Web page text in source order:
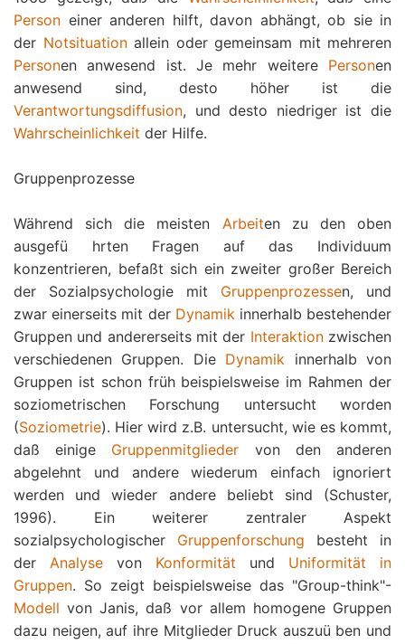
Person einer anderen hilft, davon abhängt, ob sie in
der Notsituationallein oder gemeinsam mit mehreren
Personen anwesend ist. Je mehr weitere Personen
anwesend sind, desto höher ist die
Verantwortungsdiffusion, und desto niedriger ist die
Wahrscheinlichkeit der Hilfe.
Gruppenprozesse
Während sich die meisten Arbeiten zu den oben
ausgefü hrten Fragen auf das Individuum
konzentrieren, befaßt sich ein zweiter großer Bereich
der Sozialpsychologie mit Gruppenprozessen, und
zwar einerseits mit der Dynamikinnerhalb bestehender
Gruppen und andererseits mit der Interaktionzwischen
verschiedenen Gruppen. Die Dynamik innerhalb von
Gruppen ist schon früh beispielsweise im Rahmen der
soziometrischen Forschung untersucht worden
(Soziometrie). Hier wird z.B. untersucht, wie es kommt,
daß einige Gruppenmitglieder von den anderen
abgelehnt und andere wiederum einfach ignoriert
werden und wieder andere beliebt sind (Schuster,
1996). Ein weiterer zentraler Aspekt
sozialpsychologischer Gruppenforschung besteht in
der Analyse von Konformität und Uniformität in
Gruppen. So zeigt beispielsweise das "Group-think"-
Modell von Janis, daß vor allem homogene Gruppen
dazu neigen, auf ihre Mitglieder Druck auszuü ben und